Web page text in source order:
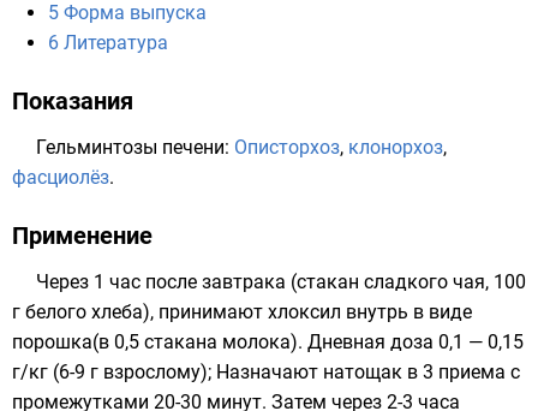
5 Форма выпуска
6 Литература
Показания
Гельминтозы печени: Описторхоз, клонорхоз,
фасциолёз.
Применение
Через 1 час после завтрака (стакан сладкого чая, 100
г белого хлеба), принимают хлоксил внутрь в виде
порошка(в 0,5 стакана молока). Дневная доза 0,1 — 0,15
г/кг (6-9 г взрослому); Назначают натощак в 3 приема с
промежутками 20-30 минут. Затем через 2-3 часа